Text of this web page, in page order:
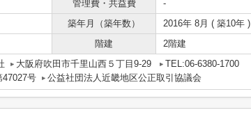
管理費・共益費
-
築年月（築年数）
2016年 8月 ( 築10年 )
階建 2階建
大阪府吹田市千里山西５丁目9-29
TEL:06-6380-1700
47027号
公益社団法人近畿地区公正取引協議会